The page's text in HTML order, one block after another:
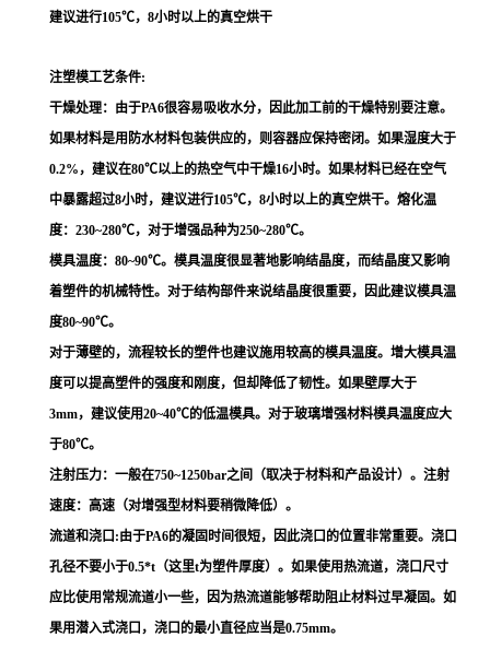
建议进行105℃，8小时以上的真空烘干
注塑模工艺条件:
干燥处理：由于PA6很容易吸收水分，因此加工前的干燥特别要注意。
如果材料是用防水材料包装供应的，则容器应保持密闭。如果湿度大于
0.2%，建议在80℃以上的热空气中干燥16小时。如果材料已经在空气
中暴露超过8小时，建议进行105℃，8小时以上的真空烘干。熔化温
度：230~280℃，对于增强品种为250~280℃。
模具温度：80~90℃。模具温度很显著地影响结晶度，而结晶度又影响
着塑件的机械特性。对于结构部件来说结晶度很重要，因此建议模具温
度80~90℃。
对于薄壁的，流程较长的塑件也建议施用较高的模具温度。增大模具温
度可以提高塑件的强度和刚度，但却降低了韧性。如果壁厚大于
3mm，建议使用20~40℃的低温模具。对于玻璃增强材料模具温度应大
于80℃。
注射压力：一般在750~1250bar之间（取决于材料和产品设计）。注射
速度：高速（对增强型材料要稍微降低）。
流道和浇口:由于PA6的凝固时间很短，因此浇口的位置非常重要。浇口
孔径不要小于0.5*t（这里t为塑件厚度）。如果使用热流道，浇口尺寸
应比使用常规流道小一些，因为热流道能够帮助阻止材料过早凝固。如
果用潜入式浇口，浇口的最小直径应当是0.75mm。